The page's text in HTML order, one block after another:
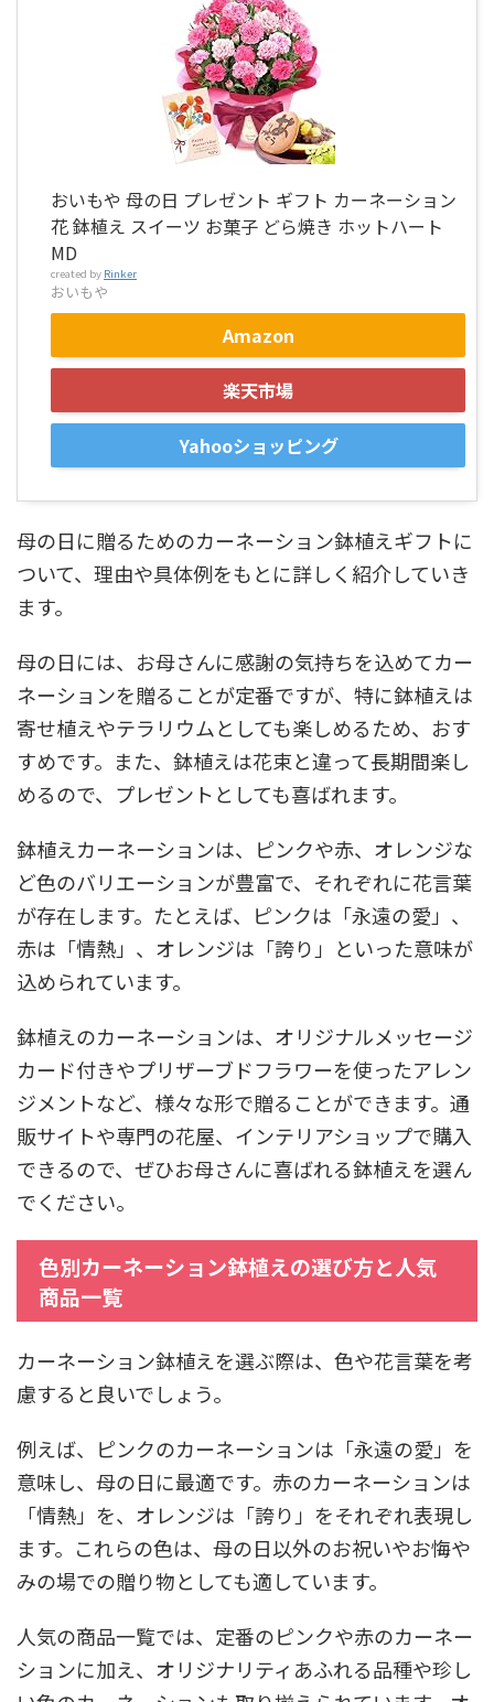
おいもや 母の日 プレゼント ギフト カーネーション
花 鉢植え スイーツ お菓子 どら焼き ホットハート
MD
created by Rinker
おいもや
Amazon
楽天市場
Yahooショッピング
母の日に贈るためのカーネーション鉢植えギフトに
ついて、理由や具体例をもとに詳しく紹介していき
ます。
母の日には、お母さんに感謝の気持ちを込めてカー
ネーションを贈ることが定番ですが、特に鉢植えは
寄せ植えやテラリウムとしても楽しめるため、おす
すめです。また、鉢植えは花束と違って長期間楽し
めるので、プレゼントとしても喜ばれます。
鉢植えカーネーションは、ピンクや赤、オレンジな
ど色のバリエーションが豊富で、それぞれに花言葉
が存在します。たとえば、ピンクは「永遠の愛」、
赤は「情熱」、オレンジは「誇り」といった意味が
込められています。
鉢植えのカーネーションは、オリジナルメッセージ
カード付きやプリザーブドフラワーを使ったアレン
ジメントなど、様々な形で贈ることができます。通
販サイトや専門の花屋、インテリアショップで購入
できるので、ぜひお母さんに喜ばれる鉢植えを選ん
でください。
色別カーネーション鉢植えの選び方と人気
商品一覧
カーネーション鉢植えを選ぶ際は、色や花言葉を考
慮すると良いでしょう。
例えば、ピンクのカーネーションは「永遠の愛」を
意味し、母の日に最適です。赤のカーネーションは
「情熱」を、オレンジは「誇り」をそれぞれ表現し
ます。これらの色は、母の日以外のお祝いやお悔や
みの場での贈り物としても適しています。
人気の商品一覧では、定番のピンクや赤のカーネー
ションに加え、オリジナリティあふれる品種や珍し